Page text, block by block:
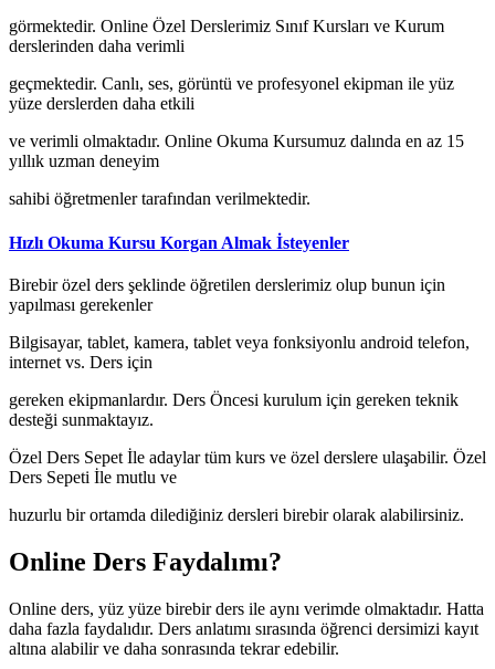
görmektedir. Online Özel Derslerimiz Sınıf Kursları ve Kurum
derslerinden daha verimli
geçmektedir. Canlı, ses, görüntü ve profesyonel ekipman ile yüz
yüze derslerden daha etkili
ve verimli olmaktadır. Online Okuma Kursumuz dalında en az 15
yıllık uzman deneyim
sahibi öğretmenler tarafından verilmektedir.
Hızlı Okuma Kursu Korgan Almak İsteyenler
Birebir özel ders şeklinde öğretilen derslerimiz olup bunun için
yapılması gerekenler
Bilgisayar, tablet, kamera, tablet veya fonksiyonlu android telefon,
internet vs. Ders için
gereken ekipmanlardır. Ders Öncesi kurulum için gereken teknik
desteği sunmaktayız.
Özel Ders Sepet İle adaylar tüm kurs ve özel derslere ulaşabilir. Özel
Ders Sepeti İle mutlu ve
huzurlu bir ortamda dilediğiniz dersleri birebir olarak alabilirsiniz.
Online Ders Faydalımı?
Online ders, yüz yüze birebir ders ile aynı verimde olmaktadır. Hatta
daha fazla faydalıdır. Ders anlatımı sırasında öğrenci dersimizi kayıt
altına alabilir ve daha sonrasında tekrar edebilir.